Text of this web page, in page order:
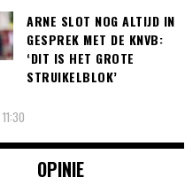
ARNE SLOT NOG ALTIJD IN
GESPREK MET DE KNVB:
‘DIT IS HET GROTE
STRUIKELBLOK’
OPINIE